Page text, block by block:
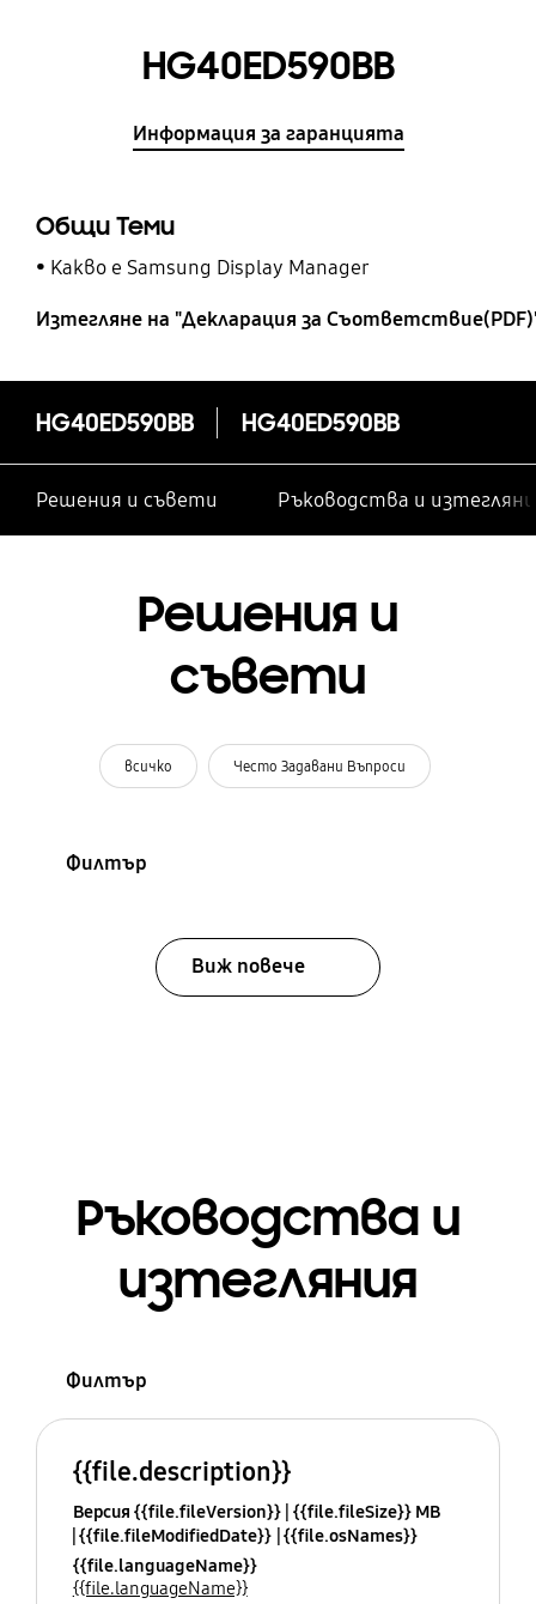
HG40ED590BB
Информация за гаранцията
Общи Теми
Какво е Samsung Display Manager
Изтегляне на "Декларация за
HG40ED590BB HG40ED590BB
Решения и съвети Ръководства и
Решения и
съвети
всичко Често Задавани Въпроси
Филтър
Виж повече
Ръководства и
изтегляния
Филтър
{{file.description}}
Версия {{file.fileVersion}} {{file.fileSize}} MB
{{file.fileModifiedDate}} {{file.osNames}}
{{file.languageName}}
{{file.languageName}}